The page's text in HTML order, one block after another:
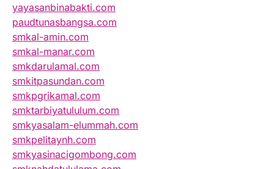
yayasanbinabakti.com
paudtunasbangsa.com
smkal-amin.com
smkal-manar.com
smkdarulamal.com
smkitpasundan.com
smkpgrikamal.com
smktarbiyatululum.com
smkyasalam-elummah.com
smkpelitaynh.com
smkyasinacigombong.com